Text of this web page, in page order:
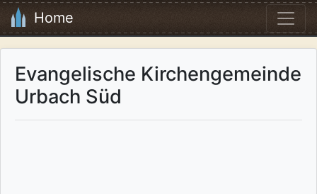
Home
Evangelische Kirchengemeinde
Urbach Süd